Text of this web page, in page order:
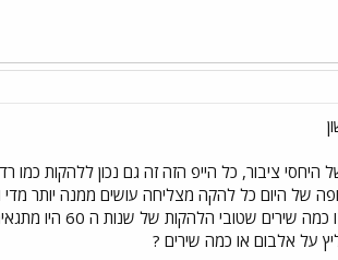
ציבור, כל הייפ הזה זה גם נכון ללהקות כמו
של היום כל להקה מצליחה עושים ממנה יותר
על אלבום או כמה שירים ?